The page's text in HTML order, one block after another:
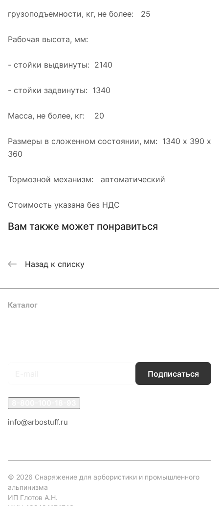
грузоподъемности, кг, не более: 25
Рабочая высота, мм:
- стойки выдвинуты: 2140
- стойки задвинуты: 1340
Масса, не более, кг: 20
Размеры в сложенном состоянии, мм: 1340 х 390 х
360
Тормозной механизм: автоматический
Стоимость указана без НДС
Вам также может понравиться
Назад к списку
Каталог
Подписаться
info@arbostuff.ru
© 2026 Снаряжение для арбористики и промышленного
альпинизма
ИП Глотов А.Н.